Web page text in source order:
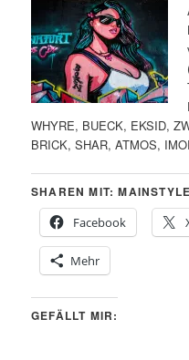
WHYRE, BUECK, EKSID,
BRICK, SHAR, ATMOS,
SHAREN MIT: MAINSTYLE
Facebook
Mehr
GEFÄLLT MIR: